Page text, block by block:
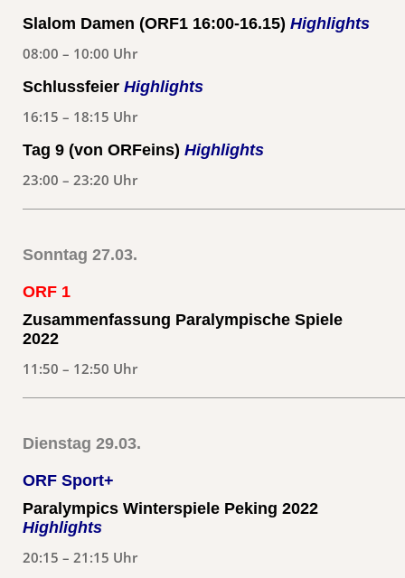
Slalom Damen (ORF1 16:00-16.15) Highlights
08:00 – 10:00 Uhr
Schlussfeier Highlights
16:15 – 18:15 Uhr
Tag 9 (von ORFeins) Highlights
23:00 – 23:20 Uhr
Sonntag 27.03.
ORF 1
Zusammenfassung Paralympische Spiele
2022
11:50 – 12:50 Uhr
Dienstag 29.03.
ORF Sport+
Paralympics Winterspiele Peking 2022
Highlights
20:15 – 21:15 Uhr